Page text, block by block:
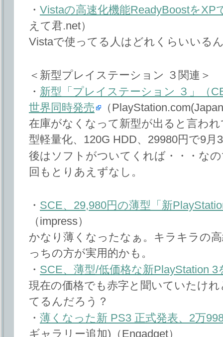
・ Vistaの高速化機能ReadyBoostを
えて君.net）
Vistaで使ってる人はどれくらいいる
＜新型プレイステーション ３関連＞
・ 新型「プレイステーション ３」（
世界同時発売
（
在庫がなくなって新型が出ると言わ
型軽量化、120G HDD、29980円で9月
後はソフトがついてくれば・・・な
回もとりあえずなし。
・ SCE、29,980円の薄型「新
（impress）
かなり薄くなったなぁ。キラキラの
っちの方が実用的かも。
・ SCE、薄型/低価格な新PlayStation 3
現在の価格でも赤字と聞いていたけ
てるんだろう？
・ 薄くなった新 PS3 正式発表、2万
ギャラリー追加)（Engadget）